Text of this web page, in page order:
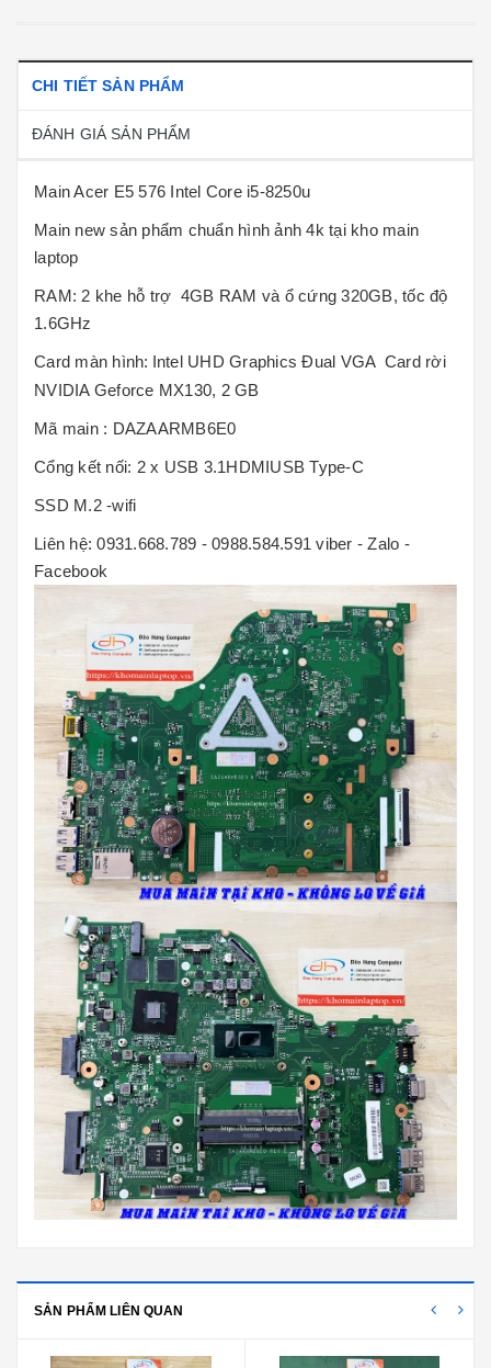
CHI TIẾT SẢN PHẨM
ĐÁNH GIÁ SẢN PHẨM
Main Acer E5 576 Intel Core i5-8250u
Main new sản phẩm chuẩn hình ảnh 4k tại kho main
laptop
RAM: 2 khe hỗ trợ 4GB RAM và ổ cứng 320GB, tốc độ
1.6GHz
Card màn hình: Intel UHD Graphics Đual VGA Card rời
NVIDIA Geforce MX130, 2 GB
Mã main : DAZAARMB6E0
Cổng kết nối: 2 x USB 3.1HDMIUSB Type-C
SSD M.2 -wifi
Liên hệ: 0931.668.789 - 0988.584.591 viber - Zalo -
Facebook
SẢN PHẨM LIÊN QUAN